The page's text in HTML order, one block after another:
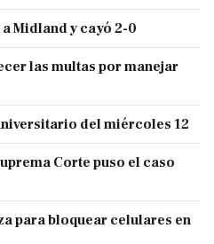
Midland y cayó 2-0
las multas por manejar
del miércoles 12
Corte puso el caso
para bloquear celulares en